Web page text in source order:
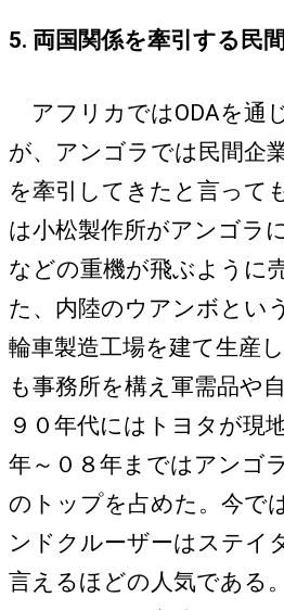
5. 両国関係を牽引する民
アフリカではODAを通
が、アンゴラでは民間企
を牽引してきたと言って
は小松製作所がアンゴラ
などの重機が飛ぶように
た、内陸のウアンボとい
輪車製造工場を建て生産
も事務所を構え軍需品や
９０年代にはトヨタが現
年～０８年まではアンゴ
のトップを占めた。今で
ンドクルーザーはステイ
言えるほどの人気である